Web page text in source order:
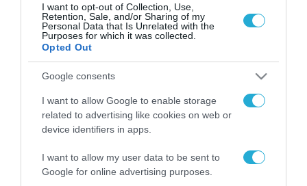
I want to opt-out of Collection, Use,
Retention, Sale, and/or Sharing of my
Personal Data that Is Unrelated with the
Purposes for which it was collected.
Opted Out
Google consents
I want to allow Google to enable storage
related to advertising like cookies on web or
device identifiers in apps.
I want to allow my user data to be sent to
Google for online advertising purposes.
ΡΟΗ ΕΙΔΗΣΕΩΝ
Το χρηματοδοτούμενο
από την ΕΕ έργο “The
Gaming Police”
ενισχύει την ασφάλεια
των παιδιών στο
διαδίκτυο
31.07.2026
ΑΑΔΕ: Διευκρινίσεις
για τα πρόστιμα σε